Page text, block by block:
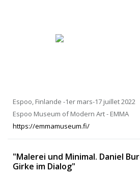
Espoo, Finlande -1er mars-17 juillet 2022
Espoo Museum of Modern Art - EMMA
https://emmamuseum.fi/
"Malerei und Minimal. Daniel
Girke im Dialog"